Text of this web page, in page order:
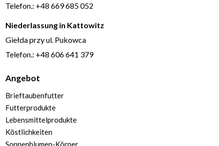
Telefon.: +48 669 685 052
Niederlassung in Kattowitz
Giełda przy ul. Pukowca
Telefon.: +48 606 641 379
Angebot
Brieftaubenfutter
Futterprodukte
Lebensmittelprodukte
Köstlichkeiten
Sonnenblumen-Körner